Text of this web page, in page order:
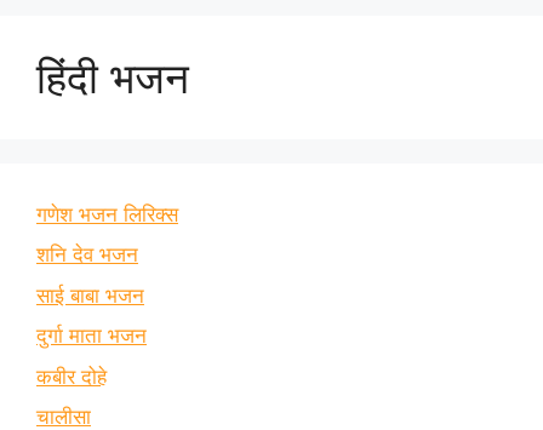
हिंदी भजन
गणेश भजन लिरिक्स
शनि देव भजन
साई बाबा भजन
दुर्गा माता भजन
कबीर दोहे
चालीसा